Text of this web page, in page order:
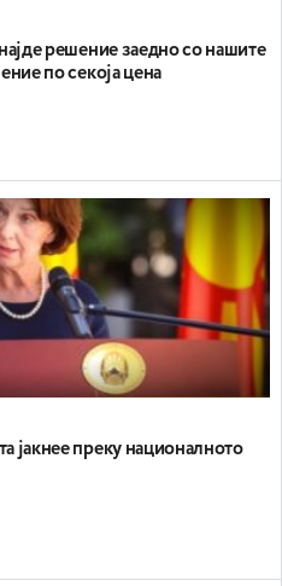
решение заедно со нашите
по секоја цена
јакнее преку националното